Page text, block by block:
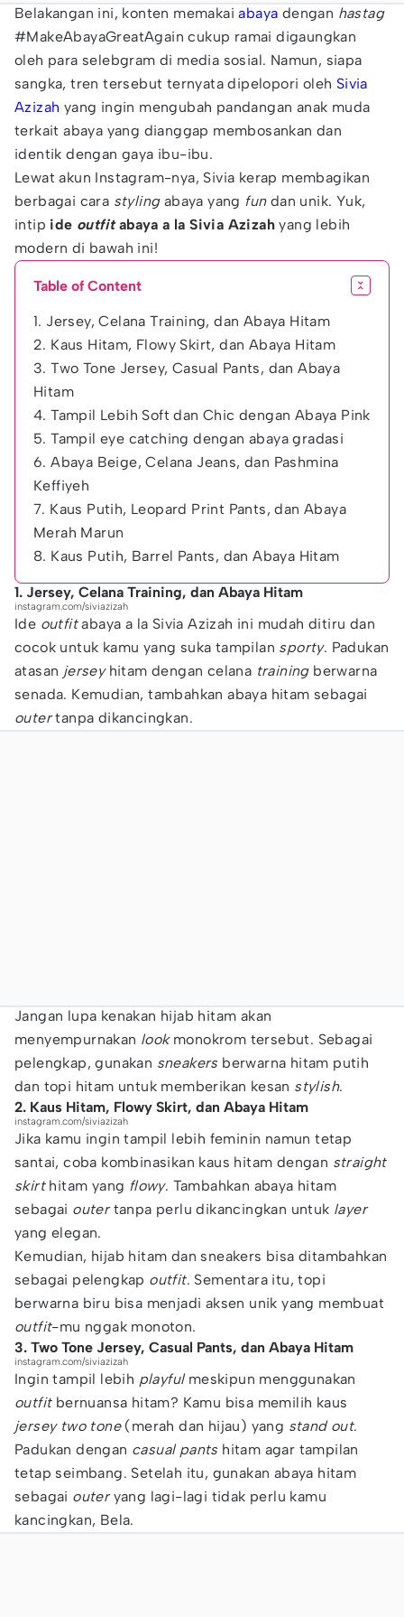
Belakangan ini, konten memakaiabaya dengan hastag
#MakeAbayaGreatAgain cukup ramai digaungkan
oleh para selebgram di media sosial. Namun, siapa
sangka, tren tersebut ternyata dipelopori oleh Sivia
Azizah yang ingin mengubah pandangan anak muda
terkait abaya yang dianggap membosankan dan
identik dengan gaya ibu-ibu.
Lewat akun Instagram-nya, Sivia kerap membagikan
berbagai cara styling abaya yang fun dan unik. Yuk,
intip ide outfitabaya a la Sivia Azizah yang lebih
modern di bawah ini!
Table of Content
1. Jersey, Celana Training, dan Abaya Hitam
2. Kaus Hitam, Flowy Skirt, dan Abaya Hitam
3. Two Tone Jersey, Casual Pants, dan Abaya
Hitam
4. Tampil Lebih Soft dan Chic dengan Abaya Pink
5. Tampil eye catching dengan abaya gradasi
6. Abaya Beige, Celana Jeans, dan Pashmina
Keffiyeh
7. Kaus Putih, Leopard Print Pants, dan Abaya
Merah Marun
8. Kaus Putih, Barrel Pants, dan Abaya Hitam
1. Jersey, Celana Training, dan Abaya Hitam
instagram.com/siviazizah
Ide outfitabaya a la Sivia Azizah ini mudah ditiru dan
cocok untuk kamu yang suka tampilan sporty. Padukan
atasan jersey hitam dengan celana training berwarna
senada. Kemudian, tambahkan abaya hitam sebagai
outertanpa dikancingkan.
Jangan lupa kenakan hijab hitam akan
menyempurnakan look monokrom tersebut. Sebagai
pelengkap, gunakan sneakers berwarna hitam putih
dan topi hitam untuk memberikan kesan stylish.
2. Kaus Hitam, Flowy Skirt, dan Abaya Hitam
instagram.com/siviazizah
Jika kamu ingin tampil lebih feminin namun tetap
santai, coba kombinasikan kaus hitam dengan straight
skirt hitam yang flowy. Tambahkan abaya hitam
sebagai outertanpa perlu dikancingkan untuk layer
yang elegan.
Kemudian, hijab hitam dan sneakers bisa ditambahkan
sebagai pelengkap outfit. Sementara itu, topi
berwarna biru bisa menjadi aksen unik yang membuat
outfit-mu nggak monoton.
3. Two Tone Jersey, Casual Pants, dan Abaya Hitam
instagram.com/siviazizah
Ingin tampil lebih playful meskipun menggunakan
outfit bernuansa hitam? Kamu bisa memilih kaus
jersey two tone (merah dan hijau) yang stand out.
Padukan dengan casual pantshitam agar tampilan
tetap seimbang. Setelah itu, gunakan abaya hitam
sebagai outeryang lagi-lagi tidak perlu kamu
kancingkan, Bela.